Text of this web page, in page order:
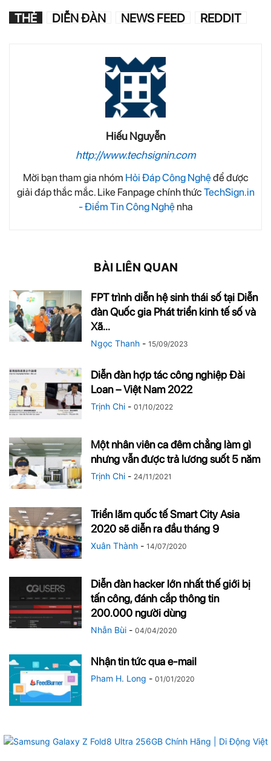
THẺ DIỄN ĐÀN NEWS FEED REDDIT
Hiếu Nguyễn
http://www.techsignin.com
Mời bạn tham gia nhóm Hỏi Đáp Công Nghệđể được
giải đáp thắc mắc. Like Fanpage chính thức TechSign.in
- Điểm Tin Công Nghệnha
BÀI LIÊN QUAN
FPT trình diễn hệ sinh thái số tại Diễn
đàn Quốc gia Phát triển kinh tế số và
Xã...
Ngọc Thanh - 15/09/2023
Diễn đàn hợp tác công nghiệp Đài
Loan – Việt Nam 2022
Trịnh Chi - 01/10/2022
Một nhân viên ca đêm chẳng làm gì
nhưng vẫn được trả lương suốt 5 năm
Trịnh Chi - 24/11/2021
Triển lãm quốc tế Smart City Asia
2020 sẽ diễn ra đầu tháng 9
Xuân Thành - 14/07/2020
Diễn đàn hacker lớn nhất thế giới bị
tấn công, đánh cắp thông tin
200.000 người dùng
Nhẫn Bùi - 04/04/2020
Nhận tin tức qua e-mail
Pham H. Long - 01/01/2020